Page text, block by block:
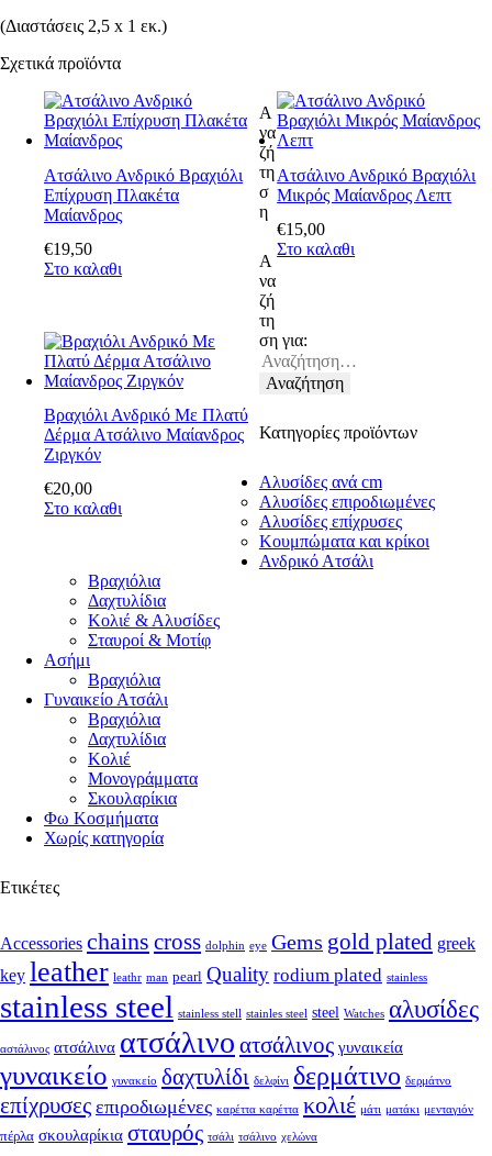
(Διαστάσεις 2,5 x 1 εκ.)
Σχετικά προϊόντα
Ατσάλινο Ανδρικό Βραχιόλι
Επίχρυση Πλακέτα
Μαίανδρος
€19,50
Στο καλαθι
Ατσάλινο Ανδρικό Βραχιόλι
Μικρός Μαίανδρος Λεπτ
€15,00
Στο καλαθι
Βραχιόλι Ανδρικό Με Πλατύ
Δέρμα Ατσάλινο Μαίανδρος
Ζιργκόν
€20,00
Στο καλαθι
Α
να
ζή
τη
σ
η
Α
να
ζή
τη
ση για:
Κατηγορίες προϊόντων
Αλυσίδες ανά cm
Αλυσίδες επιροδιωμένες
Αλυσίδες επίχρυσες
Κουμπώματα και κρίκοι
Ανδρικό Ατσάλι
Βραχιόλια
Δαχτυλίδια
Κολιέ & Αλυσίδες
Σταυροί & Μοτίφ
Ασήμι
Βραχιόλια
Γυναικείο Ατσάλι
Βραχιόλια
Δαχτυλίδια
Κολιέ
Μονογράμματα
Σκουλαρίκια
Φω Κοσμήματα
Χωρίς κατηγορία
Ετικέτες
Accessories chains cross dolphin eye Gems gold plated greek
key leather leathr man pearl Quality rodium plated stainless
stainless steel stainless stell stainles steel steel Watches αλυσίδες
αστάλινος ατσάλινα ατσάλινο ατσάλινος γυναικεία
γυναικείο γυνακείο δαχτυλίδι δελφίνι δερμάτινο δερμάτνο
επίχρυσες επιροδιωμένες καρέττα καρέττα κολιέ μάτι ματάκι μενταγιόν
πέρλα σκουλαρίκια σταυρός τσάλι τσάλινο χελώνα